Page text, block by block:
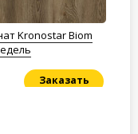
Kronostar Biom
Заказать